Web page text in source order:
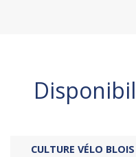
CULTURE VÉLO BLOIS